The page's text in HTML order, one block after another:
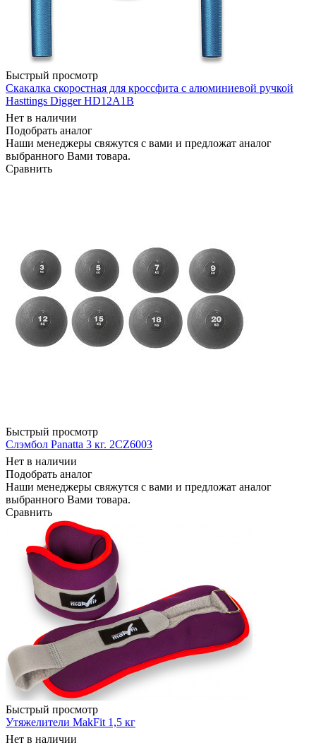
Быстрый просмотр
Скакалка скоростная для кроссфита с алюминиевой ручкой
Hasttings Digger HD12A1B
Нет в наличии
Подобрать аналог
Наши менеджеры свяжутся с вами и предложат аналог
выбранного Вами товара.
Сравнить
Быстрый просмотр
Слэмбол Panatta 3 кг. 2CZ6003
Нет в наличии
Подобрать аналог
Наши менеджеры свяжутся с вами и предложат аналог
выбранного Вами товара.
Сравнить
Быстрый просмотр
Утяжелители MakFit 1,5 кг
Нет в наличии